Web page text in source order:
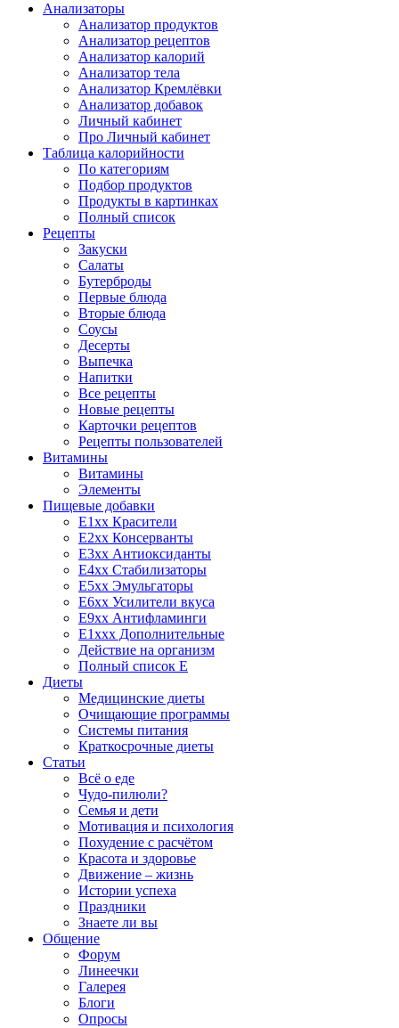
Анализаторы
Анализатор продуктов
Анализатор рецептов
Анализатор калорий
Анализатор тела
Анализатор Кремлёвки
Анализатор добавок
Личный кабинет
Про Личный кабинет
Таблица калорийности
По категориям
Подбор продуктов
Продукты в картинках
Полный список
Рецепты
Закуски
Салаты
Бутерброды
Первые блюда
Вторые блюда
Соусы
Десерты
Выпечка
Напитки
Все рецепты
Новые рецепты
Карточки рецептов
Рецепты пользователей
Витамины
Витамины
Элементы
Пищевые добавки
E1xx Красители
E2xx Консерванты
E3xx Антиоксиданты
E4xx Стабилизаторы
E5xx Эмульгаторы
E6xx Усилители вкуса
E9xx Антифламинги
E1xxx Дополнительные
Действие на организм
Полный список E
Диеты
Медицинские диеты
Очищающие программы
Системы питания
Краткосрочные диеты
Статьи
Всё о еде
Чудо-пилюли?
Семья и дети
Мотивация и психология
Похудение с расчётом
Красота и здоровье
Движение – жизнь
Истории успеха
Праздники
Знаете ли вы
Общение
Форум
Линеечки
Галерея
Блоги
Опросы